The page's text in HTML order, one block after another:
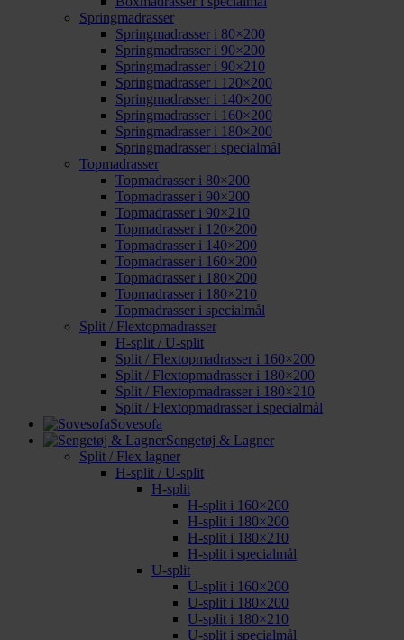
Springmadrasser
Springmadrasser i 80×200
Springmadrasser i 90×200
Springmadrasser i 90×210
Springmadrasser i 120×200
Springmadrasser i 140×200
Springmadrasser i 160×200
Springmadrasser i 180×200
Springmadrasser i specialmål
Topmadrasser
Topmadrasser i 80×200
Topmadrasser i 90×200
Topmadrasser i 90×210
Topmadrasser i 120×200
Topmadrasser i 140×200
Topmadrasser i 160×200
Topmadrasser i 180×200
Topmadrasser i 180×210
Topmadrasser i specialmål
Split / Flextopmadrasser
H-split / U-split
Split / Flextopmadrasser i 160×200
Split / Flextopmadrasser i 180×200
Split / Flextopmadrasser i 180×210
Split / Flextopmadrasser i specialmål
Sovesofa
Sengetøj & Lagner
Split / Flex lagner
H-split / U-split
H-split
H-split i 160×200
H-split i 180×200
H-split i 180×210
H-split i specialmål
U-split
U-split i 160×200
U-split i 180×200
U-split i 180×210
U-split i specialmål